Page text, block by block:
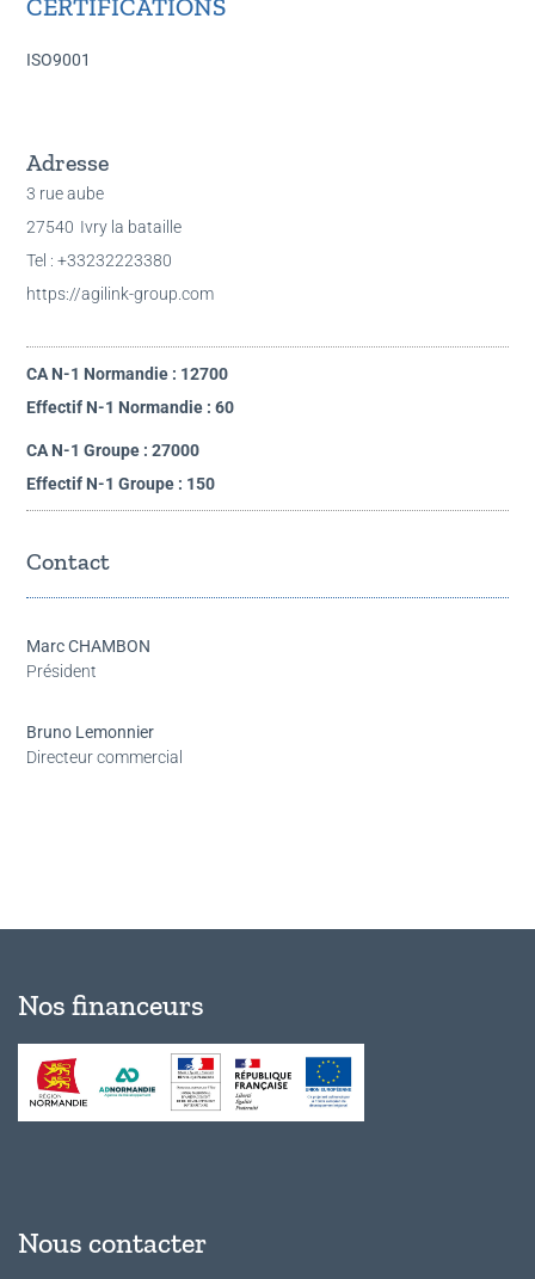
CERTIFICATIONS
ISO9001
Adresse
3 rue aube
27540 Ivry la bataille
Tel : +33232223380
https://agilink-group.com
CA N-1 Normandie : 12700
Effectif N-1 Normandie : 60
CA N-1 Groupe : 27000
Effectif N-1 Groupe : 150
Contact
Marc CHAMBON
Président
Bruno Lemonnier
Directeur commercial
Nos financeurs
Nous contacter